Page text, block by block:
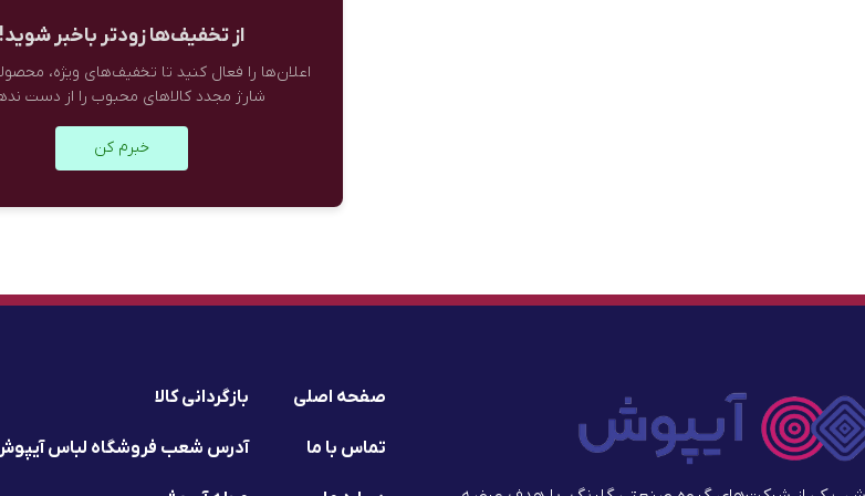
صفحه اصلی
تماس با ما
بازگردانی کالا
آدرس شعب فروشگاه لباس
از تخفیف‌ها زودتر باخبر شوید!
اعلان‌ها را فعال کنید تا تخفیف‌های ویژه،
شارژ مجدد کالاهای محبوب را از دست
خبرم کن